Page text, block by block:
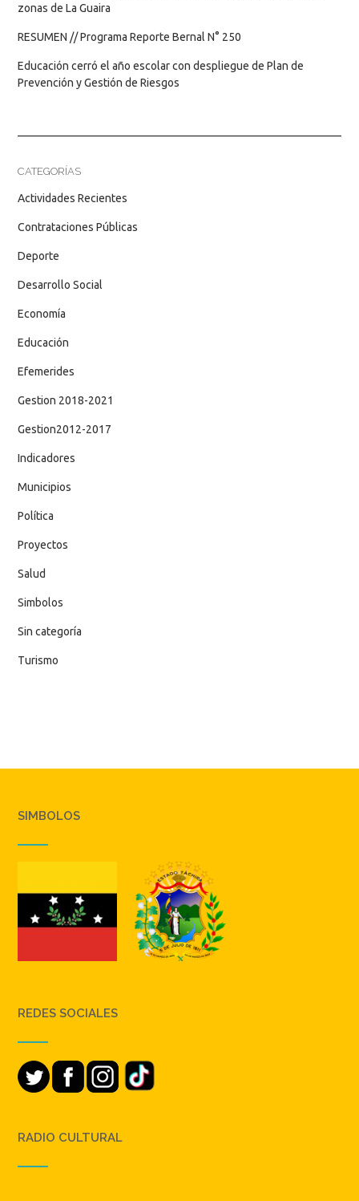
zonas de La Guaira
RESUMEN // Programa Reporte Bernal N° 250
Educación cerró el año escolar con despliegue de Plan de
Prevención y Gestión de Riesgos
CATEGORÍAS
Actividades Recientes
Contrataciones Públicas
Deporte
Desarrollo Social
Economía
Educación
Efemerides
Gestion 2018-2021
Gestion2012-2017
Indicadores
Municipios
Política
Proyectos
Salud
Simbolos
Sin categoría
Turismo
SIMBOLOS
REDES SOCIALES
RADIO CULTURAL